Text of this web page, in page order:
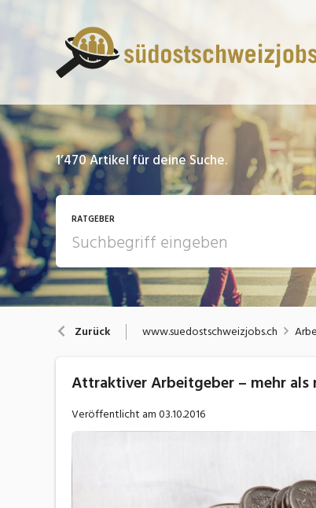
1’470Artikel für deine Suche.
RATGEBER
13 Fragen - 13 Antworten
Bewerbung / Rekrutierung
Zurück www.suedostschweizjobs.ch
Attraktiver Arbeitgeber – mehr als
Veröffentlicht am03.10.2016